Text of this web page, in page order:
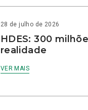
28 de julho de 2026
HDES: 300
realidade
VER MAIS